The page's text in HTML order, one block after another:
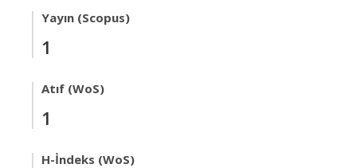
Yayın (Scopus)
1
Atıf (WoS)
1
H-İndeks (WoS)